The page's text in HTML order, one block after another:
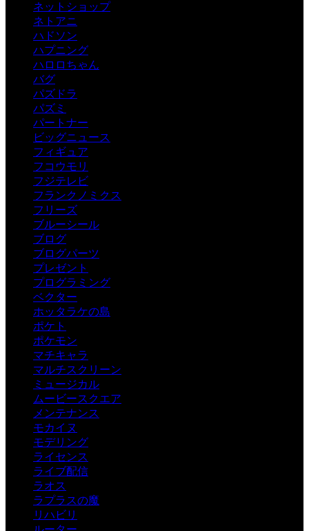
ネットショップ
ネトアニ
ハドソン
ハプニング
ハロロちゃん
バグ
パズドラ
パズミ
パートナー
ビッグニュース
フィギュア
フコウモリ
フジテレビ
フランクノミクス
フリーズ
ブルーシール
ブログ
ブログパーツ
プレゼント
プログラミング
ベクター
ホッタラケの島
ポケト
ポケモン
マチキャラ
マルチスクリーン
ミュージカル
ムービースクエア
メンテナンス
モカイヌ
モデリング
ライセンス
ライブ配信
ラオス
ラプラスの魔
リハビリ